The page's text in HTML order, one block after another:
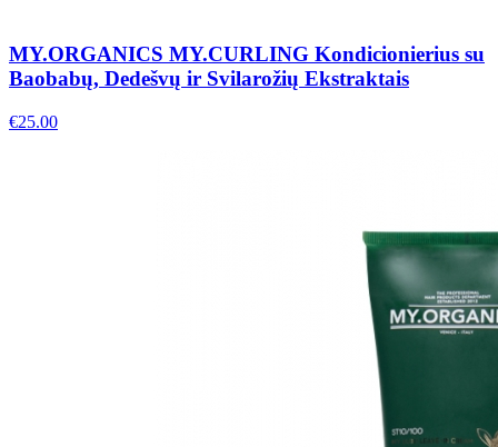
MY.ORGANICS MY.CURLING Kondicionierius su
Baobabų, Dedešvų ir Svilarožių Ekstraktais
€25.00